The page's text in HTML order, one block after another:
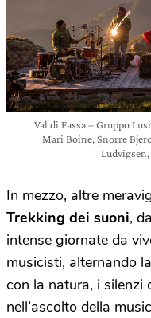
Val di Fassa – Gruppo
Mari Boine, Snorre
In mezzo, altre
Trekking dei suoni,
intense giornate da
musicisti, alternando
con la natura, i silenzi
nell’ascolto della